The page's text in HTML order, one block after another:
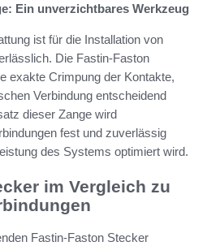
Ein unverzichtbares Werkzeug
ist für die Installation von
Die Fastin-Faston
exakte Crimpung der Kontakte,
Verbindung entscheidend
dieser Zange wird
fest und zuverlässig
des Systems optimiert wird.
im Vergleich zu
Fastin-Faston Stecker